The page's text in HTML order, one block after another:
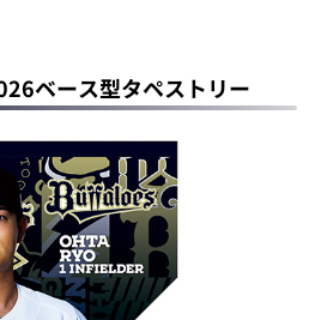
ベース型タペストリー